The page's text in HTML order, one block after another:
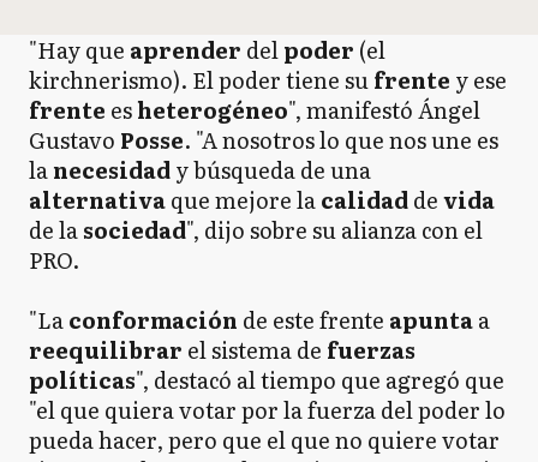
"Hay que aprender delpoder (el
kirchnerismo). El poder tiene sufrente y ese
frente esheterogéneo", manifestó Ángel
Gustavo Posse. "A nosotros lo que nos une es
lanecesidady búsqueda de una
alternativaque mejore lacalidaddevida
de lasociedad", dijo sobre su alianza con el
PRO.
"Laconformación de este frente apuntaa
reequilibrar el sistema de fuerzas
políticas", destacó al tiempo que agregó que
"el que quiera votar por la fuerza del poder lo
pueda hacer, pero que el que no quiere votar